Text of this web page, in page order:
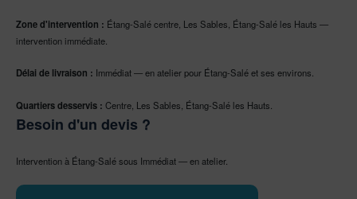
Zone d'intervention : Étang-Salé centre, Les Sables, Étang-Salé les Hauts —
intervention immédiate.
Délai de livraison : Immédiat — en atelier pour Étang-Salé et ses environs.
Quartiers desservis : Centre, Les Sables, Étang-Salé les Hauts.
Besoin d'un devis ?
Intervention à Étang-Salé sous Immédiat — en atelier.